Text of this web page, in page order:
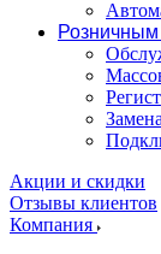
Акции и скидки
Отзывы клиентов
Компания